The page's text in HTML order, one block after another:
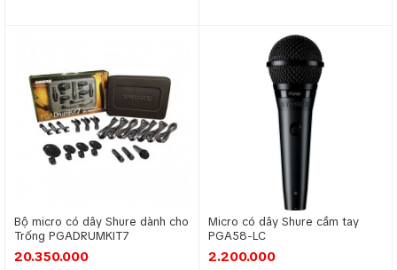
Bộ micro có dây Shure dành cho
Trống PGADRUMKIT7
20.350.000
Micro có dây Shure cầm tay
PGA58-LC
2.200.000